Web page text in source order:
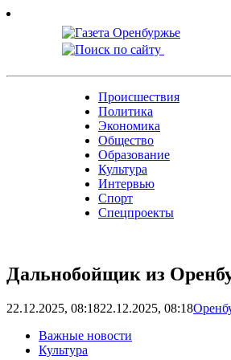
Skip
Происшествия
Политика
Экономика
Общество
Образование
Культура
Интервью
Спорт
Спецпроекты
Дальнобойщик из
22.12.2025, 08:1822.12.2025, 08:18
Важные новости
Культура